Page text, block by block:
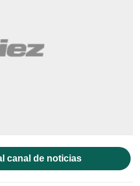
canal de noticias